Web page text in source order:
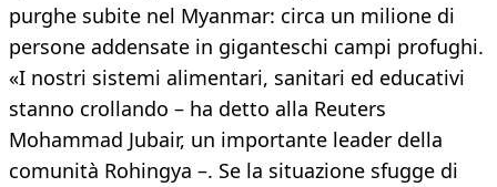
purghe subite nel Myanmar: circa un milione di
persone addensate in giganteschi campi profughi.
«I nostri sistemi alimentari, sanitari ed educativi
stanno crollando – ha detto alla Reuters
Mohammad Jubair, un importante leader della
comunità Rohingya –. Se la situazione sfugge di